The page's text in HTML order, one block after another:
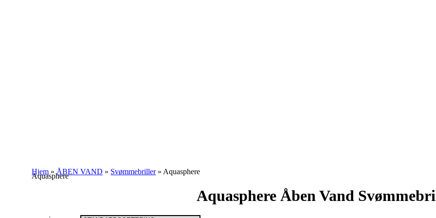
Hjem »ÅBEN VAND » Svømmebriller» Aquasphere
Aquasphere
Aquasphere Åben Vand